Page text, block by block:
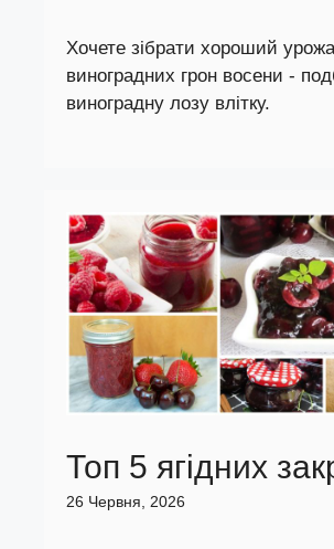
Хочете зібрати хороший
виноградних грон восени -
виноградну лозу влітку.
Топ 5 ягідних
26 Червня, 2026